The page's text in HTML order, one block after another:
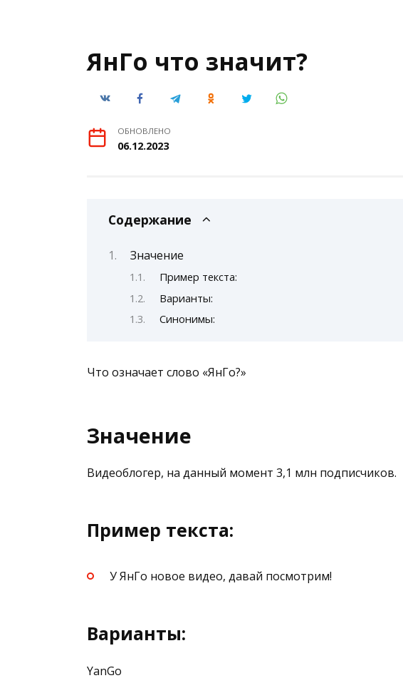
ЯнГо что значит?
ОБНОВЛЕНО
06.12.2023
Содержание
Значение
Пример текста:
Варианты:
Синонимы:
Что означает слово «ЯнГо?»
Значение
Видеоблогер, на данный момент 3,1 млн подписчиков.
Пример текста:
У ЯнГо новое видео, давай посмотрим!
Варианты:
YanGo